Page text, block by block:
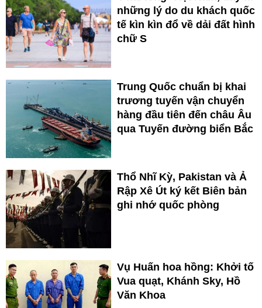
những lý do du khách quốc
tế kìn kìn đổ về dải đất hình
chữ S
Trung Quốc chuẩn bị khai
trương tuyến vận chuyển
hàng đầu tiên đến châu Âu
qua Tuyến đường biển Bắc
Thổ Nhĩ Kỳ, Pakistan và Ả
Rập Xê Út ký kết Biên bản
ghi nhớ quốc phòng
Vụ Huấn hoa hồng: Khởi tố
Vua quạt, Khánh Sky, Hồ
Văn Khoa